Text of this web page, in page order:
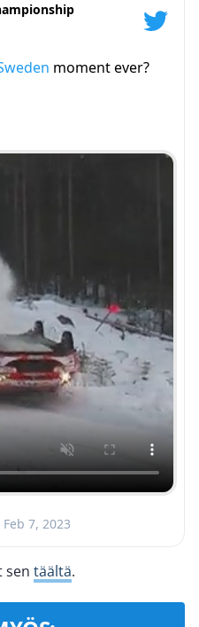
moment ever?
Feb 7, 2023
sen täältä.